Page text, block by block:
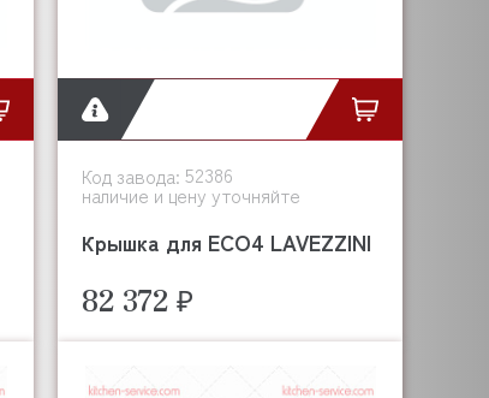
Код завода:52386
наличие и цену уточняйте
Крышка для ECO4 LAVEZZINI
82 372 ₽